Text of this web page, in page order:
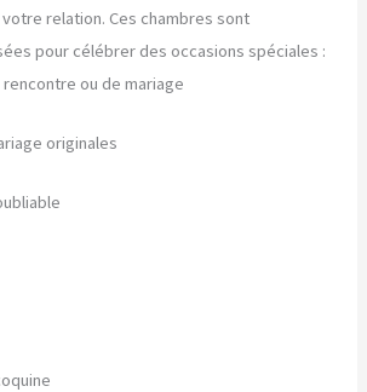
relation. Ces chambres sont
pour célébrer des occasions spéciales :
ou de mariage
originales